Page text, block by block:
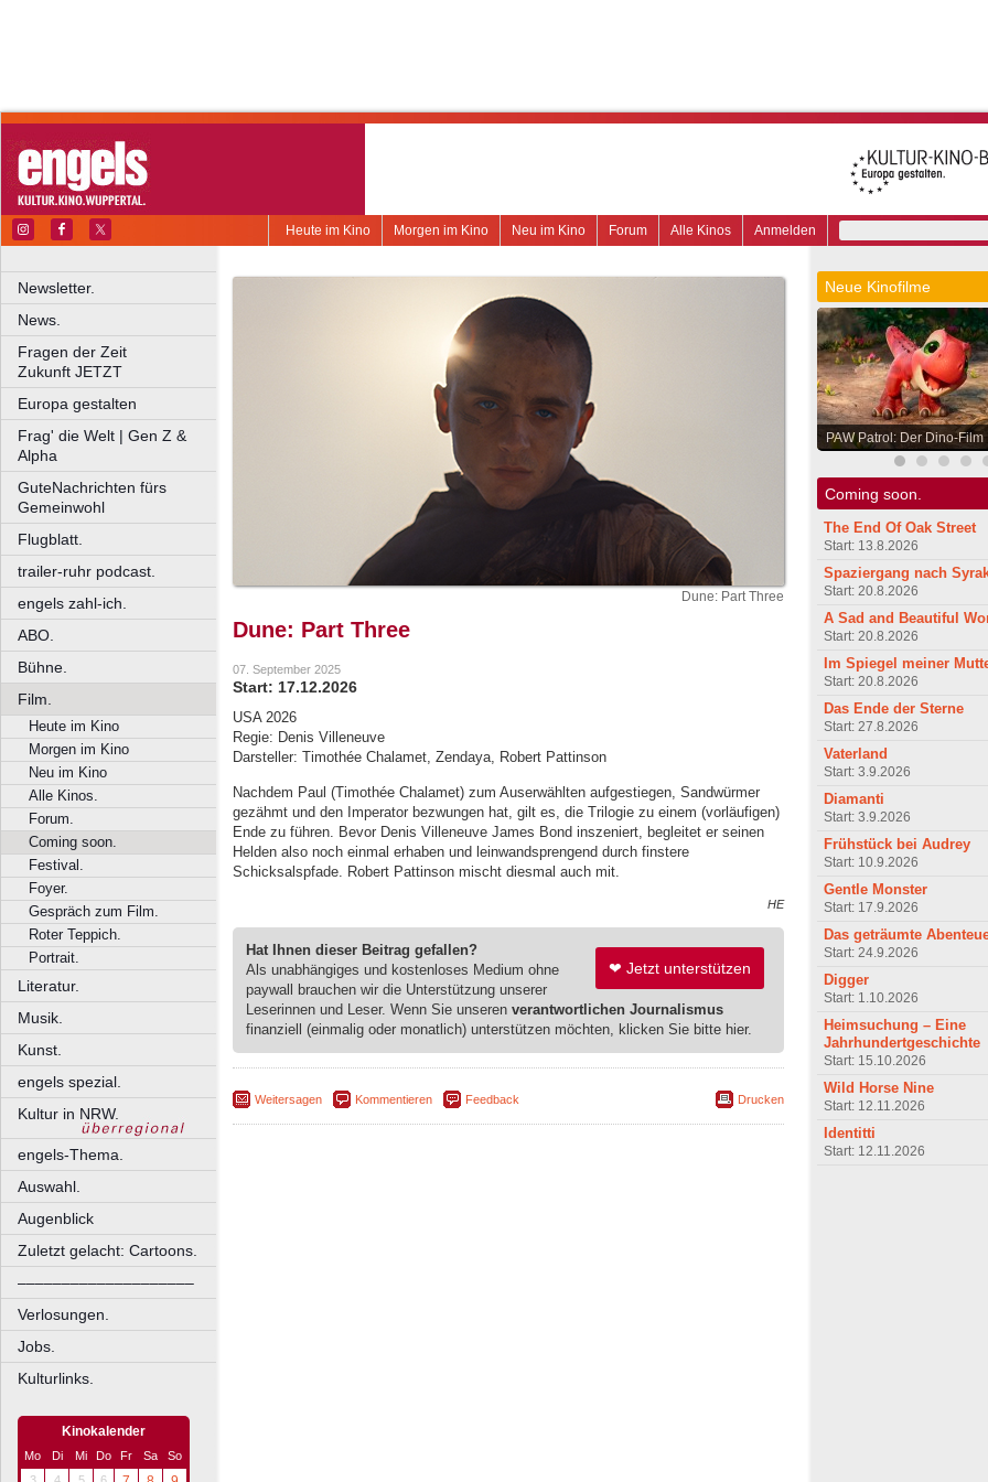
Anmelden
Alle Kinos
Forum
Neu im Kino
Morgen im Kino
Heute im Kino
Newsletter.
News.
Fragen der Zeit
Zukunft JETZT
Europa gestalten
Frag' die Welt | Gen Z &
Alpha
GuteNachrichten fürs
Gemeinwohl
Flugblatt.
trailer-ruhr podcast.
engels zahl-ich.
ABO.
Bühne.
Film.
Heute im Kino
Morgen im Kino
Neu im Kino
Alle Kinos.
Forum.
Coming soon.
Festival.
Foyer.
Gespräch zum Film.
Roter Teppich.
Portrait.
Literatur.
Musik.
Kunst.
engels spezial.
Kultur in NRW.
engels-Thema.
Auswahl.
Augenblick
Zuletzt gelacht: Cartoons.
––––––––––––––––––––
Verlosungen.
Jobs.
Kulturlinks.
Kinokalender
Mo Di Mi Do Fr Sa
So
Dune: Part Three
Dune: Part Three
07. September 2025
Start: 17.12.2026
USA 2026
Regie: Denis Villeneuve
Darsteller: Timothée Chalamet, Zendaya, Robert Pattinson
Nachdem Paul (Timothée Chalamet) zum Auserwählten aufgestiegen, Sandwürmer
gezähmt und den Imperator bezwungen hat, gilt es, die Trilogie zu einem (vorläufigen)
Ende zu führen. Bevor Denis Villeneuve James Bond inszeniert, begleitet er seinen
Helden also noch einmal erhaben und leinwandsprengend durch finstere
Schicksalspfade. Robert Pattinson mischt diesmal auch mit.
HE
❤ Jetzt unterstützen
Hat Ihnen dieser Beitrag gefallen?
Als unabhängiges und kostenloses Medium ohne
paywall brauchen wir die Unterstützung unserer
Leserinnen und Leser. Wenn Sie unseren verantwortlichen Journalismus
finanziell (einmalig oder monatlich) unterstützen möchten, klicken Sie bitte hier.
Weitersagen Kommentieren Feedback Drucken
Neue Kinofilme
PAW Patrol: Der Dino-Film
Coming soon.
The End Of Oak Street
Start: 13.8.2026
Spaziergang nach
Start: 20.8.2026
A Sad and Beautiful
Start: 20.8.2026
Im Spiegel meiner
Start: 20.8.2026
Das Ende der Sterne
Start: 27.8.2026
Vaterland
Start: 3.9.2026
Diamanti
Start: 3.9.2026
Frühstück bei Audrey
Start: 10.9.2026
Gentle Monster
Start: 17.9.2026
Das geträumte
Start: 24.9.2026
Digger
Start: 1.10.2026
Heimsuchung – Eine
Jahrhundertgeschichte
Start: 15.10.2026
Wild Horse Nine
Start: 12.11.2026
Identitti
Start: 12.11.2026